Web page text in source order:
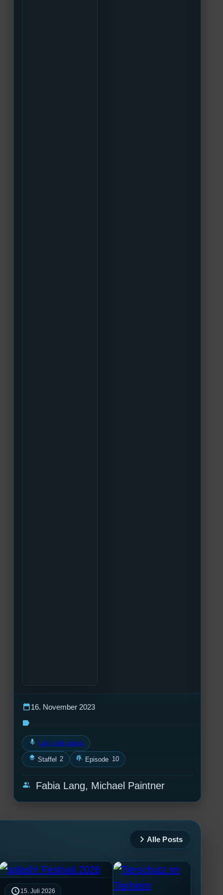
calendar_today16. November 2023
label
mic Let´s talk about
layers Staffel 2 podcasts Episode 10
group Fabia Lang, Michael Paintner
Alle Posts
15. Juli 2026